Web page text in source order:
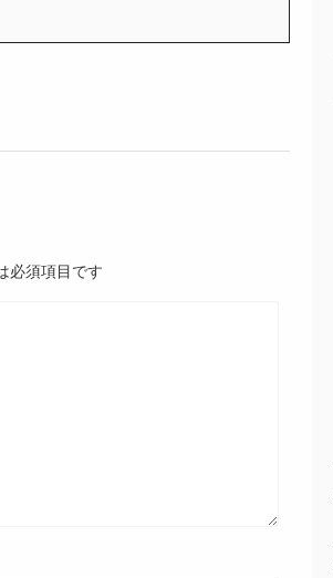
必須項目です